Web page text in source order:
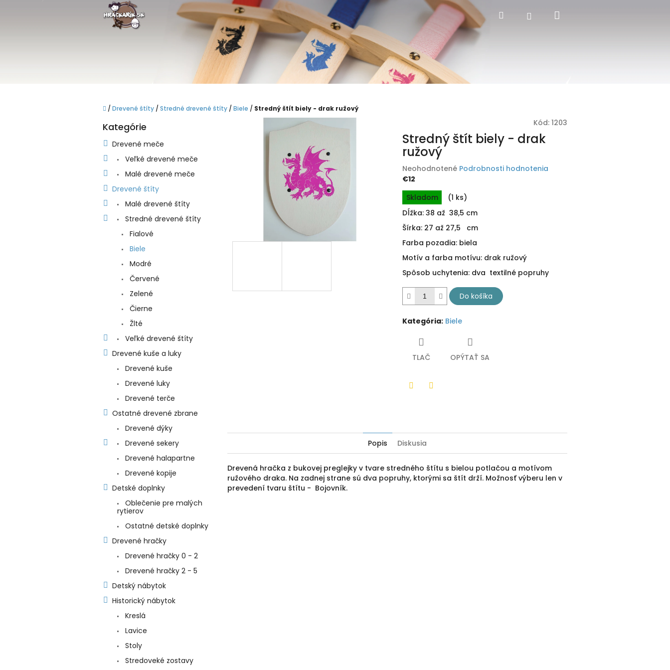
Hľadať Prihlásenie
Domov
/ Drevené štíty / Stredné drevené štíty / Biele / Stredný štít biely - drak ružový
o
a
Preskočiť
Kategórie
Drevené meče
Veľké drevené meče
Malé drevené meče
Drevené štíty
Malé drevené štíty
Stredné drevené štíty
Fialové
Biele
Modré
Červené
Zelené
Čierne
Žlté
Veľké drevené štíty
Drevené kuše a luky
Drevené kuše
Drevené luky
Drevené terče
Ostatné drevené zbrane
Drevené dýky
Drevené sekery
Drevené halapartne
Drevené kopije
Detské doplnky
Oblečenie pre malých
rytierov
Ostatné detské doplnky
Drevené hračky
Drevené hračky 0 - 2
Drevené hračky 2 - 5
Detský nábytok
Historický nábytok
Kreslá
Lavice
Stoly
Stredoveké zostavy
Kód: 1203
Stredný štít biely - drak
ružový
Priemerné
hodnotenie
produktu
je
0,0
z
5
hviezdičiek.
Neohodnotené Podrobnosti hodnotenia
€12
Jednotková
cena:
Skladom
(1 ks)
Dĺžka: 38 až 38,5 cm
Šírka: 27 až 27,5 cm
Farba pozadia: biela
Motív a farba motívu: drak ružový
Spôsob uchytenia: dva textilné popruhy
Do košíka
Kategória: Biele
TLAČ OPÝTAŤ SA
Popis Diskusia
Drevená hračka z bukovej preglejky v tvare stredného štítu s bielou potlačou a motívom
ružového draka. Na zadnej strane sú dva popruhy, ktorými sa štít drží. Možnosť výberu len v
prevedení tvaru štítu - Bojovník.